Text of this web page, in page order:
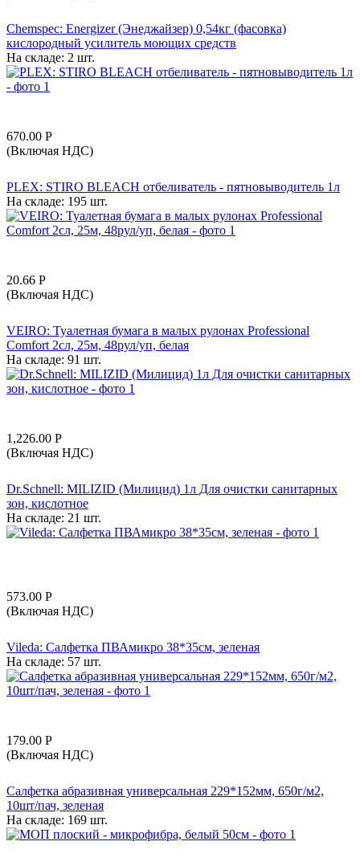
Chemspec: Energizer (Энеджайзер) 0,54кг (фасовка)
кислородный усилитель моющих средств
На складе: 2 шт.
670.00 Р
(Включая НДС)
PLEX: STIRO BLEACH отбеливатель - пятновыводитель 1л
На складе: 195 шт.
20.66 Р
(Включая НДС)
VEIRO: Туалетная бумага в малых рулонах Professional
Comfort 2сл, 25м, 48рул/уп, белая
На складе: 91 шт.
1,226.00 Р
(Включая НДС)
Dr.Schnell: MILIZID (Милицид) 1л Для очистки санитарных
зон, кислотное
На складе: 21 шт.
573.00 Р
(Включая НДС)
Vileda: Салфетка ПВАмикро 38*35см, зеленая
На складе: 57 шт.
179.00 Р
(Включая НДС)
Салфетка абразивная универсальная 229*152мм, 650г/м2,
10шт/пач, зеленая
На складе: 169 шт.